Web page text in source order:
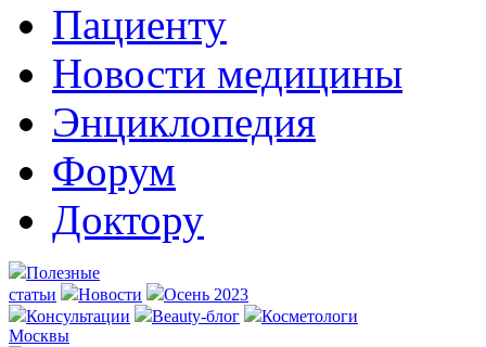
Пациенту
Новости медицины
Энциклопедия
Форум
Доктору
Полезные
статьи
Новости
Осень 2023
Консультации
Beauty-блог
Косметологи
Москвы